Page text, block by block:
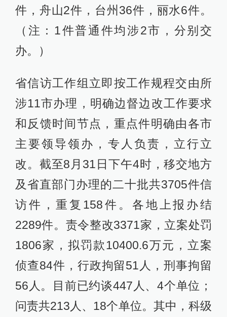
件，舟山2件，台州36件，丽水6件。
（注：1件普通件均涉2市，分别交
办。）
省信访工作组立即按工作规程交由所
涉11市办理，明确边督边改工作要求
和反馈时间节点，重点件明确由各市
主要领导领办，专人负责，立行立
改。截至8月31日下午4时，移交地方
及省直部门办理的二十批共3705件信
访件，重复158件。各地上报办结
2289件。责令整改3371家，立案处罚
1806家，拟罚款10400.6万元，立案
侦查84件，行政拘留51人，刑事拘留
56人。目前已约谈447人、4个单位；
问责共213人、18个单位。其中，科级